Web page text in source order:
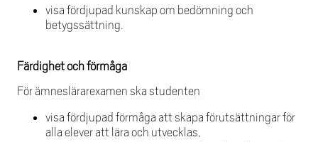
visa fördjupad kunskap om bedömning och
betygssättning.
Färdighet och förmåga
För ämneslärarexamen ska studenten
visa fördjupad förmåga att skapa förutsättningar för
alla elever att lära och utvecklas,